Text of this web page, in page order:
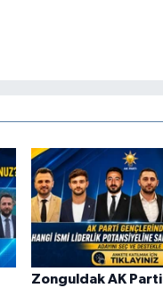
Zonguldak AK Parti